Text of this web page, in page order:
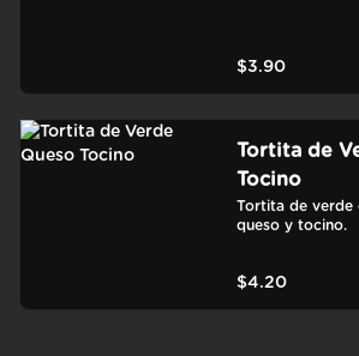
$3.90
Tortita de
Tocino
Tortita de verde
queso y tocino.
$4.20